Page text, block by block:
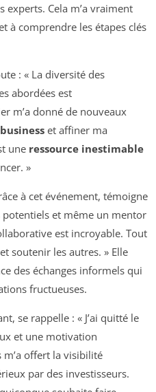
experts. Cela m’a vraiment
à comprendre les étapes clés
: « La diversité des
abordées est
m’a donné de nouveaux
et affiner ma
une ressource inestimable
»
à cet événement, témoigne
potentiels et même un mentor
est incroyable. Tout
soutenir les autres. » Elle
des échanges informels qui
fructueuses.
se rappelle : « J’ai quitté le
et une motivation
m’a offert la visibilité
par des investisseurs.